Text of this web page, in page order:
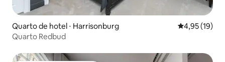
Quarto de hotel ⋅ Harrisonburg 4,95 de uma
4,95 (19)
Quarto Redbud